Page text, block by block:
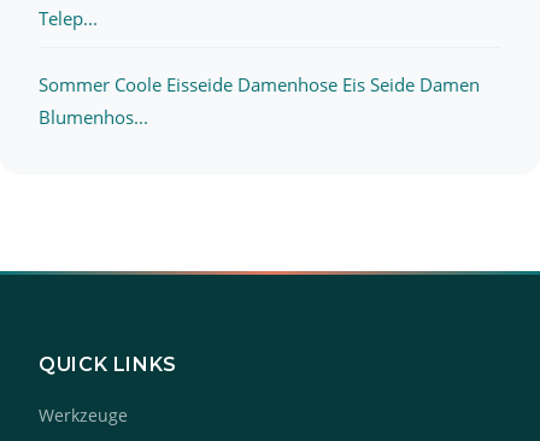
Telep...
Sommer Coole Eisseide Damenhose Eis Seide Damen
Blumenhos...
QUICK LINKS
Werkzeuge